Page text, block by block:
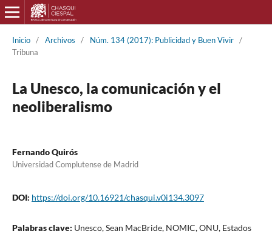
Inicio / Archivos / Núm. 134 (2017): Publicidad y Buen Vivir /
Tribuna
La Unesco, la comunicación y el
neoliberalismo
Fernando Quirós
Universidad Complutense de Madrid
DOI: https://doi.org/10.16921/chasqui.v0i134.3097
Palabras clave: Unesco, Sean MacBride, NOMIC, ONU, Estados